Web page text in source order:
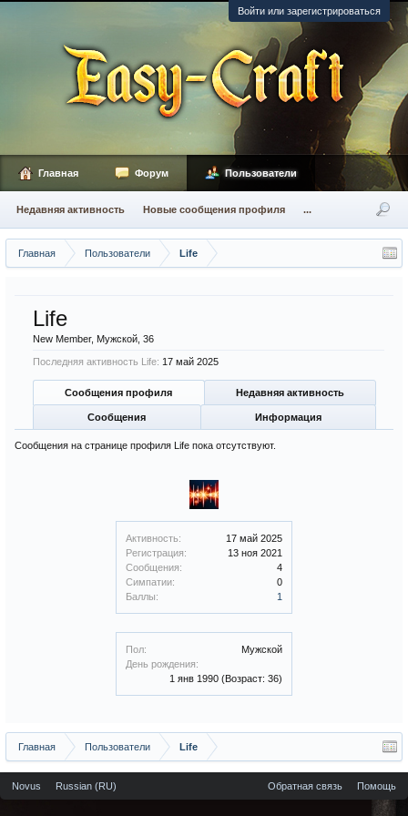
Войти или зарегистрироваться
Главная Пользователи Life
Активность:
17 май 2025
Регистрация:
13 ноя 2021
Сообщения:
4
Симпатии:
0
Баллы:
1
Пол:
Мужской
День рождения:
1 янв 1990 (Возраст: 36)
Life
New Member, Мужской, 36
Последняя активность Life: 17 май 2025
Сообщения профиля Недавняя активность
Сообщения Информация
Сообщения на странице профиля Life пока отсутствуют.
Главная Пользователи Life
Главная Форум Пользователи
Недавняя активность Новые сообщения профиля ...
Novus Russian (RU) Обратная связь Помощь